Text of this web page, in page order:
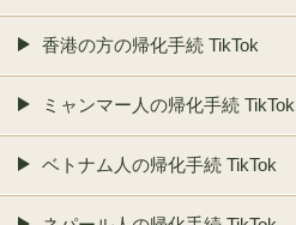
香港の方の帰化手続 TikTok
ミャンマー人の帰化手続 TikTok
ベトナム人の帰化手続 TikTok